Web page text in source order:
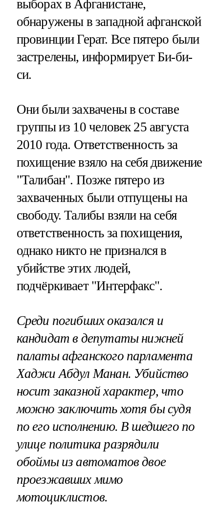
выборах в Афганистане,
обнаружены в западной афганской
провинции Герат. Все пятеро были
застрелены, информирует Би-би-
си.
Они были захвачены в составе
группы из 10 человек 25 августа
2010 года. Ответственность за
похищение взяло на себя движение
"Талибан". Позже пятеро из
захваченных были отпущены на
свободу. Талибы взяли на себя
ответственность за похищения,
однако никто не признался в
убийстве этих людей,
подчёркивает "Интерфакс".
Среди погибших оказался и
кандидат в депутаты нижней
палаты афганского парламента
Хаджи Абдул Манан. Убийство
носит заказной характер, что
можно заключить хотя бы судя
по его исполнению. В шедшего по
улице политика разрядили
обоймы из автоматов двое
проезжавших мимо
мотоциклистов.